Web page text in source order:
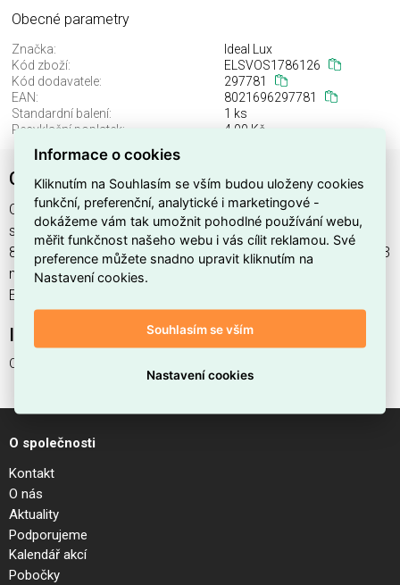
Obecné parametry
Značka:
Ideal Lux
Kód zboží:
ELSVOS1786126
Kód dodavatele:
297781
EAN:
8021696297781
Standardní balení:
1 ks
Recyklační poplatek:
4,00 Kč
COTTON SP1 D13
COTTON SP1 D13 najdete v kategoriích Svítidla, Svítidla,
světelné zdroje a LED osvětlení, výrobce Ideal Lux, EAN
8021696297781, kód dodavatele 297781. COTTON SP1 D13
nabízíme od 1 ks. Kód EMAS COTTON SP1 D13 je
ELSVOS1786126.
Interní název produktu
COTTON SP1 D13
O společnosti
Kontakt
O nás
Aktuality
Podporujeme
Kalendář akcí
Pobočky
Informace o cookies
Kliknutím na Souhlasím se vším budou uloženy cookies
funkční, preferenční, analytické i marketingové -
dokážeme vám tak umožnit pohodlné používání webu,
měřit funkčnost našeho webu i vás cílit reklamou. Své
preference můžete snadno upravit kliknutím na
Nastavení cookies.
Souhlasím se vším
Nastavení cookies